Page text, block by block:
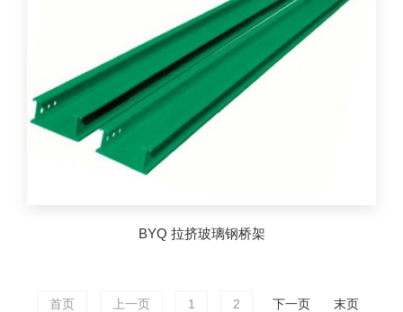
BYQ 拉挤玻璃钢桥架
首页 上一页 1 2 下一页
末页